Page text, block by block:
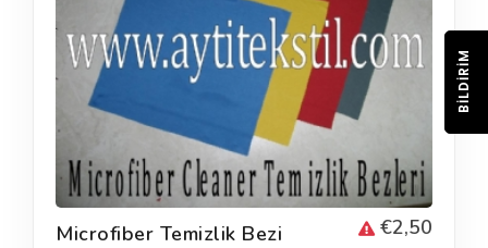
€2,50
Microfiber Temizlik Bezi
BILDIRIM